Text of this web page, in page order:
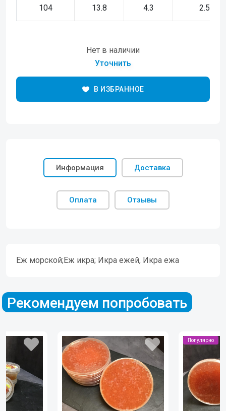
104 13.8 4.3 2.5
Нет в наличии
Уточнить
В ИЗБРАННОЕ
Информация Доставка
Оплата Отзывы
Еж морской;Еж икра; Икра ежей, Икра ежа
Рекомендуем попробовать
Популярно